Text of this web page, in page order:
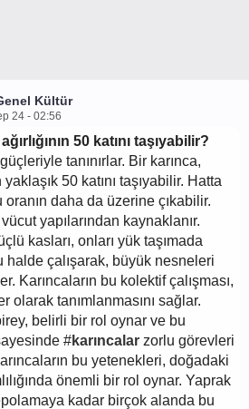
Kültür
24 - 02:56
50 katını taşıyabilir?
tanınırlar. Bir karınca,
yaklaşık 50 katını taşıyabilir. Hatta
oranın daha da üzerine çıkabilir.
yapılarından kaynaklanır.
kasları, onları yük taşımada
halde çalışarak, büyük nesneleri
Karıncaların bu kolektif çalışması,
olarak tanımlanmasını sağlar.
belirli bir rol oynar ve bu
#karıncalar zorlu görevleri
bu yetenekleri, doğadaki
önemli bir rol oynar. Yaprak
kadar birçok alanda bu